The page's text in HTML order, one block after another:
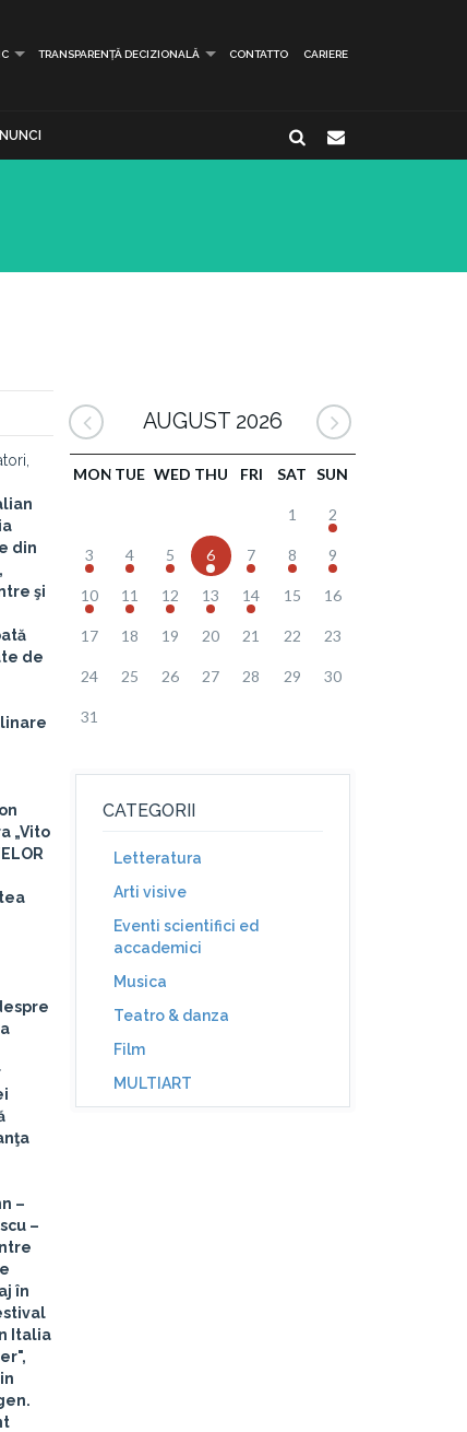
TRANSPARENȚĂ DECIZIONALĂ CONTATTO CARIERE
din
şi
de
„Vito
–
–
în
Italia
AUGUST 2026
MON TUE WED THU FRI SAT SUN
1 2
3 4 5 6 7 8 9
10 11 12 13 14 15 16
17 18 19 20 21 22 23
24 25 26 27 28 29 30
31
CATEGORII
Letteratura
Arti visive
Eventi scientifici ed
accademici
Musica
Teatro & danza
Film
MULTIART